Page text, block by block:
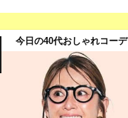
今日の40代おしゃれコーデ